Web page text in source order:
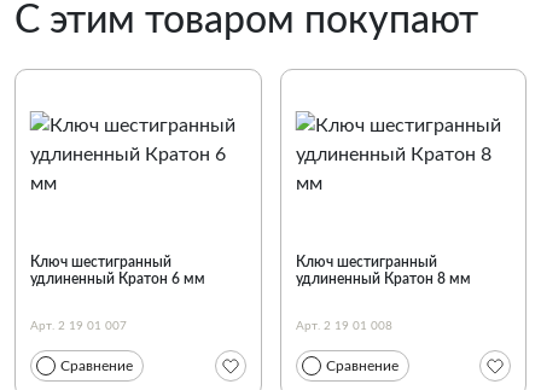
С этим товаром покупают
Ключ шестигранный
удлиненный Кратон 6 мм
Арт. 2 19 01 007
Сравнение
Ключ шестигранный
удлиненный Кратон 8 мм
Арт. 2 19 01 008
Сравнение